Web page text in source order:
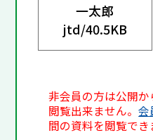
一太郎
jtd/40.5KB
非会員の方は公開
閲覧出来ません。会
間の資料を閲覧でき